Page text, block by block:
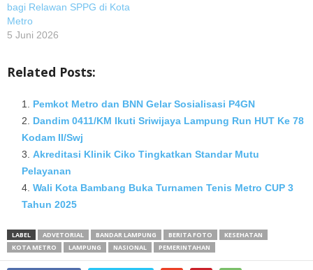
bagi Relawan SPPG di Kota
Metro
5 Juni 2026
Related Posts:
Pemkot Metro dan BNN Gelar Sosialisasi P4GN
Dandim 0411/KM Ikuti Sriwijaya Lampung Run HUT Ke 78
Kodam II/Swj
Akreditasi Klinik Ciko Tingkatkan Standar Mutu
Pelayanan
Wali Kota Bambang Buka Turnamen Tenis Metro CUP 3
Tahun 2025
LABEL ADVETORIAL BANDAR LAMPUNG BERITA FOTO
KESEHATAN
KOTA METRO
LAMPUNG NASIONAL PEMERINTAHAN